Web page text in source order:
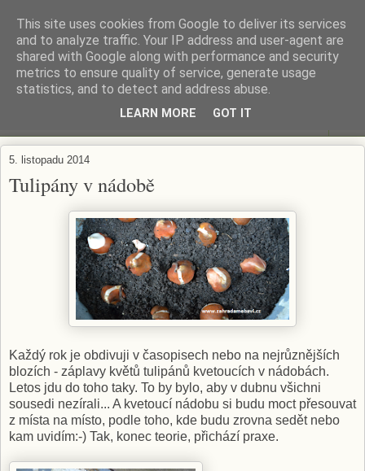
ZAHRADA MĚ BAVÍ
Zahradničení s respektem...
5. listopadu 2014
Tulipány v nádobě
Každý rok je obdivuji v časopisech nebo na nejrůznějších
blozích - záplavy květů tulipánů kvetoucích v nádobách.
Letos jdu do toho taky. To by bylo, aby v dubnu všichni
sousedi nezírali... A kvetoucí nádobu si budu moct přesouvat
z místa na místo, podle toho, kde budu zrovna sedět nebo
kam uvidím:-) Tak, konec teorie, přichází praxe.
This site uses cookies from Google to deliver its services
and to analyze traffic. Your IP address and user-agent are
shared with Google along with performance and security
metrics to ensure quality of service, generate usage
statistics, and to detect and address abuse.
LEARN MORE GOT IT